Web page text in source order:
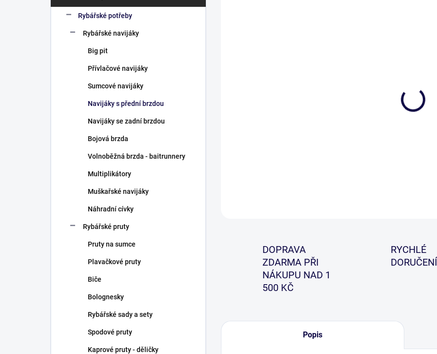
s
kategorie
Rybářské potřeby
Rybářské navijáky
Big pit
Přívlačové navijáky
Sumcové navijáky
Navijáky s přední brzdou
Navijáky se zadní brzdou
Bojová brzda
Volnoběžná brzda - baitrunnery
Multiplikátory
Muškařské navijáky
Náhradní cívky
Rybářské pruty
Pruty na sumce
Plavačkové pruty
Biče
Bolognesky
Rybářské sady a sety
Spodové pruty
Kaprové pruty - děličky
DOPRAVA
ZDARMA PŘI
NÁKUPU NAD 1
500 KČ
RYCHLÉ
DORUČENÍ
Popis